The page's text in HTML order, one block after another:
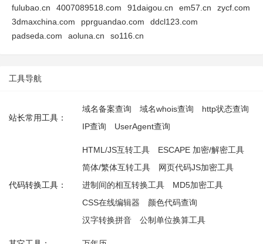
fulubao.cn
4007089518.com 91daigou.cn em57.cn
zycf.com
3dmaxchina.com
pprguandao.com
ddcl123.com
padseda.com
aoluna.cn so116.cn
工具导航
站长常用工具：
域名备案查询 域名whois查询
http状态查询
IP查询
UserAgent查询
代码转换工具：
HTML/JS互转工具
ESCAPE 加密/解密工具
简体/繁体互转工具
网页代码JS加密工具
进制间的相互转换工具
MD5加密工具
CSS在线编辑器
颜色代码查询
汉字转换拼音
公制单位换算工具